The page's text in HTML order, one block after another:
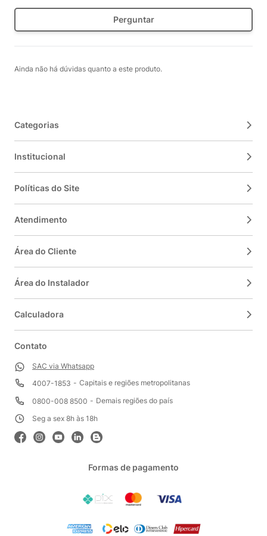
Perguntar
Ainda não há dúvidas quanto a este produto.
Categorias
Institucional
Políticas do Site
Atendimento
Área do Cliente
Área do Instalador
Calculadora
Contato
SAC via Whatsapp
4007-1853
Capitais e regiões metropolitanas
0800-008 8500
Demais regiões do país
Seg a sex 8h às 18h
Formas de pagamento